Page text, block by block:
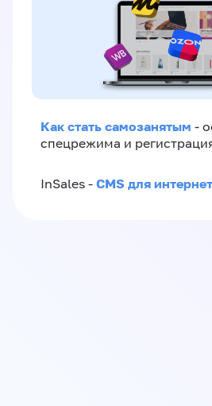
Как стать самозанятым -
спецрежима и
InSales - CMS для